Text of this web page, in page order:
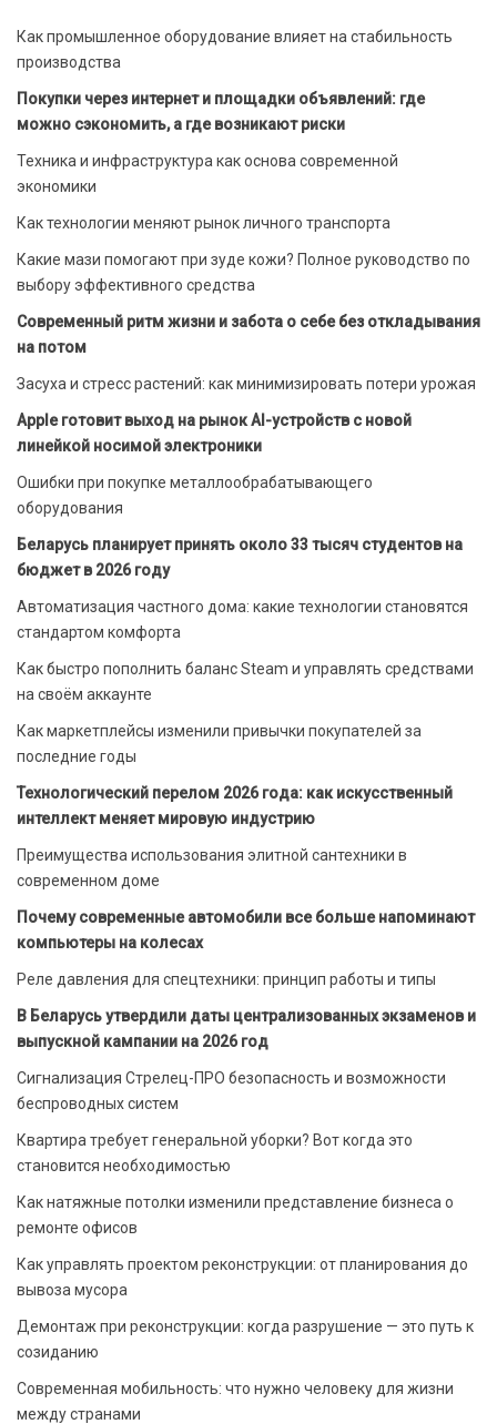
Как промышленное оборудование влияет на стабильность
производства
Покупки через интернет и площадки объявлений: где
можно сэкономить, а где возникают риски
Техника и инфраструктура как основа современной
экономики
Как технологии меняют рынок личного транспорта
Какие мази помогают при зуде кожи? Полное руководство по
выбору эффективного средства
Современный ритм жизни и забота о себе без откладывания
на потом
Засуха и стресс растений: как минимизировать потери урожая
Apple готовит выход на рынок AI-устройств с новой
линейкой носимой электроники
Ошибки при покупке металлообрабатывающего
оборудования
Беларусь планирует принять около 33 тысяч студентов на
бюджет в 2026 году
Автоматизация частного дома: какие технологии становятся
стандартом комфорта
Как быстро пополнить баланс Steam и управлять средствами
на своём аккаунте
Как маркетплейсы изменили привычки покупателей за
последние годы
Технологический перелом 2026 года: как искусственный
интеллект меняет мировую индустрию
Преимущества использования элитной сантехники в
современном доме
Почему современные автомобили все больше напоминают
компьютеры на колесах
Реле давления для спецтехники: принцип работы и типы
В Беларусь утвердили даты централизованных экзаменов и
выпускной кампании на 2026 год
Сигнализация Стрелец-ПРО безопасность и возможности
беспроводных систем
Квартира требует генеральной уборки? Вот когда это
становится необходимостью
Как натяжные потолки изменили представление бизнеса о
ремонте офисов
Как управлять проектом реконструкции: от планирования до
вывоза мусора
Демонтаж при реконструкции: когда разрушение — это путь к
созиданию
Современная мобильность: что нужно человеку для жизни
между странами